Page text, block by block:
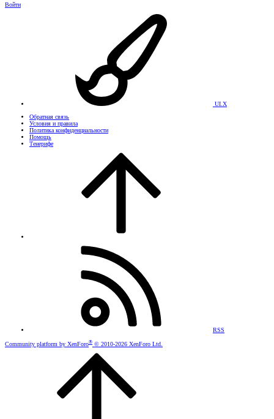
Войти
UI.X
Обратная связь
Условия и правила
Политика конфиденциальности
Помощь
Тенерифе
RSS
Community platform by XenForo® © 2010-2026 XenForo Ltd.